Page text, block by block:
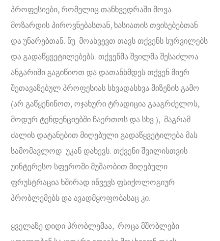
პროფესიები, რომელიც თანხვედრაში მოვა
მოზარდის პიროვნებასთან, ხასიათის თვისებებთან
და უნარებთან. ნუ მოახვევთ თავს თქვენს სურვილებს
და გადაწყვეტილებებს. თქვენმა შვილმა შესაძლოა
ანგარიში გაგიწიოთ და დათანხმდეს თქვენ მიერ
შეთავაზებულ პროფესიას სხვადასხვა მიზეზის გამო
(არ გაწყენინოთ, ოჯახური ტრადიცია გააგრძელოს,
მოდურ ტენდენციებში ჩაერთოს და სხვ.), მაგრამ
ძალის დატანებით მიღებული გადაწყვეტილება მას
სამომავლოდ უკან დახევს. თქვენი შვილისთვის
უინტერესო სფეროში მუშაობით მიღებული
ფრუსტრაცია ხშირად იწვევს ფსიქოლოგიურ
პრობლემებს და ავადმყოფობასაც კი.
ყველაზე დიდი პრობლემაა, როცა მშობლები